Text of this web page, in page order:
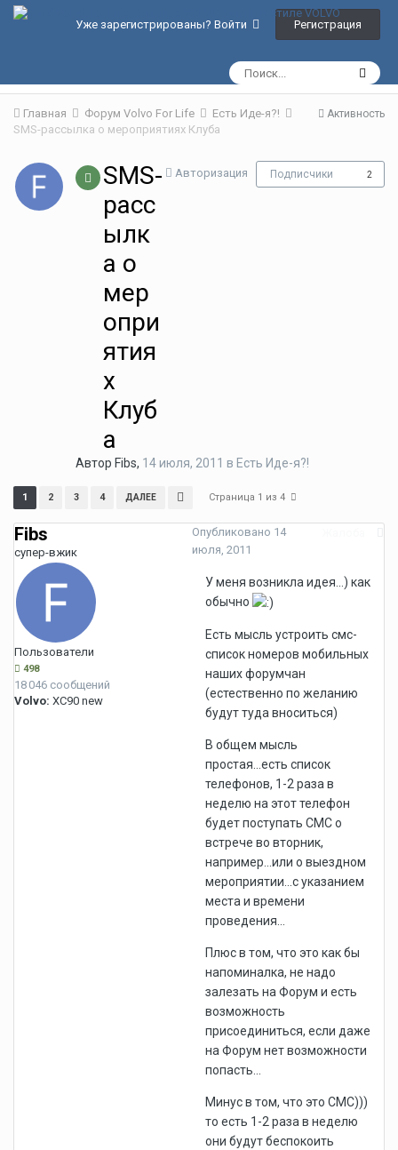
Уже зарегистрированы? Войти Регистрация
Активность
Главная Форум Volvo For Life
Есть Иде-я?!
SMS-рассылка о мероприятиях Клуба
Авторизация Подписчики 2
SMS-
расс
ылк
а о
мер
опри
ятия
х
Клуб
а
Автор Fibs, 14 июля, 2011 в Есть Иде-я?!
1 2 3 4 ДАЛЕЕ Страница 1 из 4
Fibs
супер-вжик
Пользователи
498
18 046 сообщений
Volvo: XC90 new
Опубликовано 14
июля, 2011
У меня возникла идея...) как
обычно
Есть мысль устроить смс-
список номеров мобильных
наших форумчан
(естественно по желанию
будут туда вноситься)
В общем мысль
простая...есть список
телефонов, 1-2 раза в
неделю на этот телефон
будет поступать СМС о
встрече во вторник,
например...или о выездном
мероприятии...с указанием
места и времени
проведения...
Плюс в том, что это как бы
напоминалка, не надо
залезать на Форум и есть
возможность
присоединиться, если даже
на Форум нет возможности
попасть...
Минус в том, что это СМС)))
то есть 1-2 раза в неделю
они будут беспокоить